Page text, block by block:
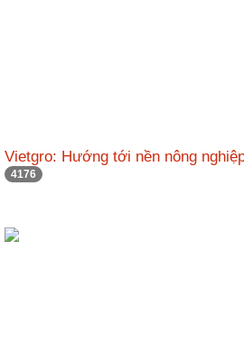
Vietgro: Hướng tới nền nông
4176